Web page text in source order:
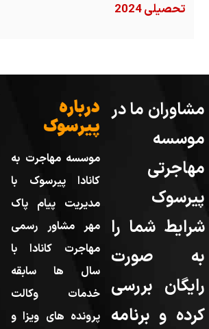
تحصیلی 2024
مشاوران ما در
موسسه
مهاجرتی
پیرسوک
شرایط شما را
به صورت
رایگان بررسی
کرده و برنامه
درباره
پیرسوک
موسسه مهاجرت به
کانادا پیرسوک با
مدیریت پیام پاک
مهر مشاور رسمی
مهاجرت کانادا با
سال ها سابقه
خدمات وکالت
پرونده های ویزا و